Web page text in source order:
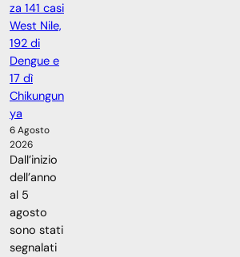
za 141 casi
West Nile,
192 di
Dengue e
17 dì
Chikungun
ya
6 Agosto
2026
Dall’inizio
dell’anno
al 5
agosto
sono stati
segnalati